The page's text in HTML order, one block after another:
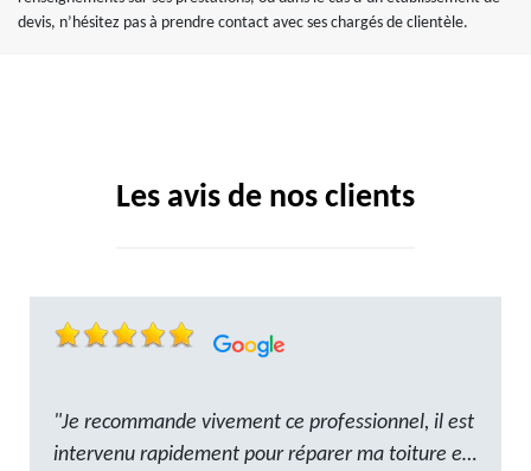
devis, n’hésitez pas à prendre contact avec ses chargés de clientèle.
Les avis de nos clients
"Je recommande vivement ce professionnel, il est
intervenu rapidement pour réparer ma toiture et